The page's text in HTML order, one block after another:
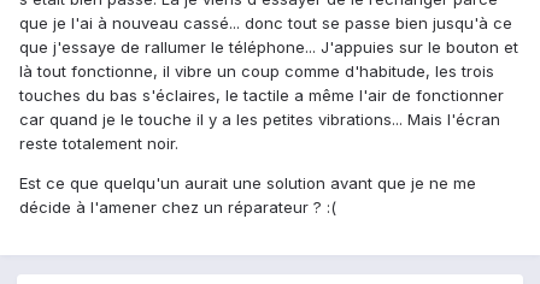
que je l'ai à nouveau cassé... donc tout se passe bien jusqu'à ce
que j'essaye de rallumer le téléphone... J'appuies sur le bouton et
là tout fonctionne, il vibre un coup comme d'habitude, les trois
touches du bas s'éclaires, le tactile a même l'air de fonctionner
car quand je le touche il y a les petites vibrations... Mais l'écran
reste totalement noir.
Est ce que quelqu'un aurait une solution avant que je ne me
décide à l'amener chez un réparateur ? :(